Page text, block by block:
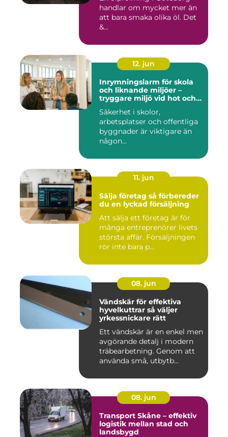
handlar om mycket mer än
att bara smaka olika öl. Det
&...
12. jun
Inrymningslarm för skola
och liknande miljöer –
tryggare miljö vid hot och
Säkerhet i skolor,
arbetsplatser och offentliga
byggnader är viktigare än
någon...
11. jun
Sälja företag så förbereder
du en lyckad försäljning
Att sälja ett företag är för
många entreprenörer livets
största affär. Försäljningen
rör inte bara p...
08. jun
Vändskär för effektiva
hyvelkuttrar så väljer
yrkessnickare rätt
Ett vändskär är en enkel men
avgörande detalj i modern
träbearbetning. Genom att
använda små, utbytb...
08. jun
Transport Skåne – effektiv
logistik mellan stad och
landsbygd